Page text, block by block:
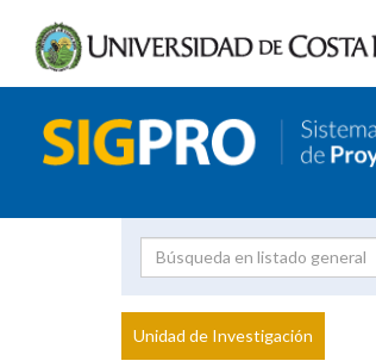
Proyecto
Unidad de Investigación